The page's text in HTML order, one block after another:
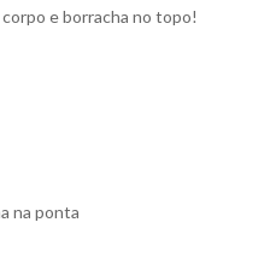
e borracha no topo!
na ponta